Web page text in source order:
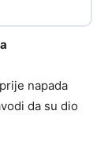
napada
da su dio